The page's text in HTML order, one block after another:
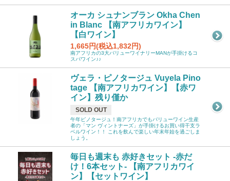
オーカ シュナンブラン Okha Chen
in Blanc 【南アフリカワイン】
【白ワイン】
1,665円(税込1,832円)
南アフリカの3大バリューワイナリーMANが手掛けるコ
スパワイン♪♪
ヴェラ・ピノタージュ Vuyela Pino
tage 【南アフリカワイン】【赤ワ
イン】残り僅か
SOLD OUT
午年ピノタージュ！南アフリカでもバリューワイン生産
者の「マン ヴィントナーズ」が手掛けるお買い得干支ラ
ベルワイン！！ これを飲んで楽しい年末年始を過ごしま
しょう。
毎日も週末も 赤好きセット -赤だ
け！6本セット- 【南アフリカワイ
ン】【セットワイン】